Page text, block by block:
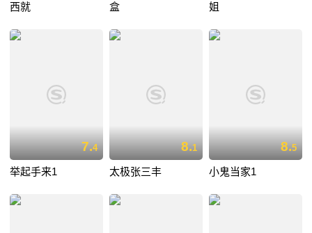
西就
盒
姐
7.4
举起手来1
8.1
太极张三丰
8.5
小鬼当家1